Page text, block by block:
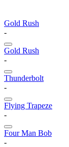
Gold Rush
-
Gold Rush
-
Thunderbolt
-
Flying Trapeze
-
Four Man Bob
-